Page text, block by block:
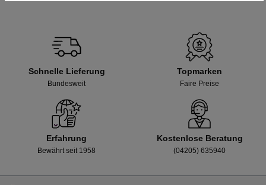
Schnelle Lieferung
Bundesweit
Topmarken
Faire Preise
Erfahrung
Bewährt seit 1958
Kostenlose Beratung
(04205) 635940